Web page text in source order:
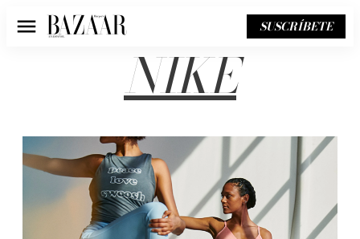
Menú SUSCRÍBETE
NIKE